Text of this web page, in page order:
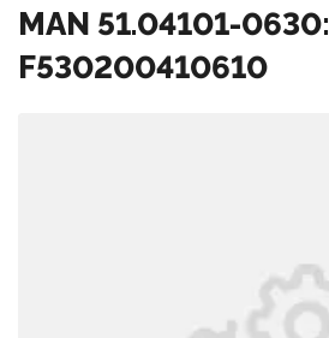
MAN 51.04101-0630:
F530200410610